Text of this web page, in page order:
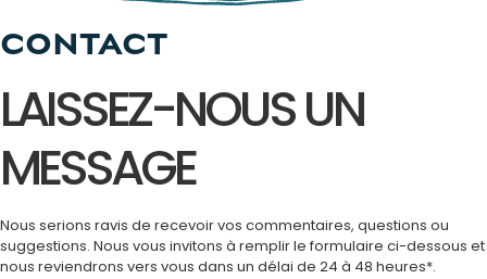
CONTACT
LAISSEZ-NOUS UN
MESSAGE
Nous serions ravis de recevoir vos commentaires, questions ou
suggestions. Nous vous invitons à remplir le formulaire ci-dessous et
nous reviendrons vers vous dans un délai de 24 à 48 heures*.